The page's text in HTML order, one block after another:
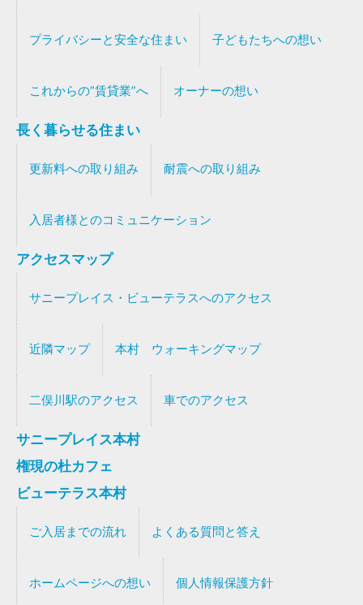
プライバシーと安全な住まい 子どもたちへの想い
これからの”賃貸業”へ オーナーの想い
長く暮らせる住まい
更新料への取り組み 耐震への取り組み
入居者様とのコミュニケーション
アクセスマップ
サニープレイス・ビューテラスへのアクセス
近隣マップ 本村 ウォーキングマップ
二俣川駅のアクセス 車でのアクセス
サニープレイス本村
権現の杜カフェ
ビューテラス本村
ご入居までの流れ よくある質問と答え
ホームページへの想い 個人情報保護方針